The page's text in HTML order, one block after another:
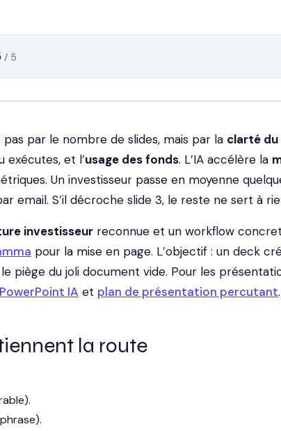
/ 5
par le nombre de slides, mais par la clarté du
exécutes, et l’usage des fonds. L’IA accélère la
Un investisseur passe en moyenne
email. S’il décroche slide 3, le reste ne sert à
investisseur reconnue et un workflow
pour la mise en page. L’objectif : un deck
piège du joli document vide. Pour les
IA et plan de présentation percutant.
la route